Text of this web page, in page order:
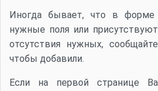
Иногда бывает, что в форме
нужные поля или
отсутствия нужных,
чтобы добавили.
Если на первой странице